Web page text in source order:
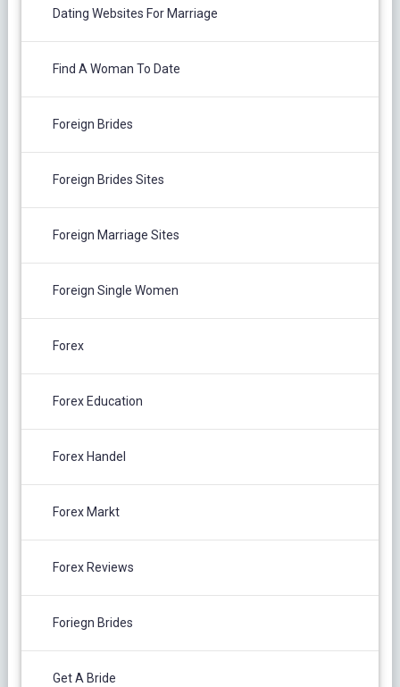
Dating Websites For Marriage
Find A Woman To Date
Foreign Brides
Foreign Brides Sites
Foreign Marriage Sites
Foreign Single Women
Forex
Forex Education
Forex Handel
Forex Markt
Forex Reviews
Foriegn Brides
Get A Bride